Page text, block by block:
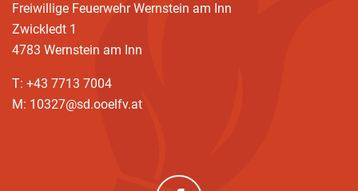
Freiwillige Feuerwehr Wernstein am Inn
Zwickledt 1
4783 Wernstein am Inn
T: +43 7713 7004
M: 10327@sd.ooelfv.at